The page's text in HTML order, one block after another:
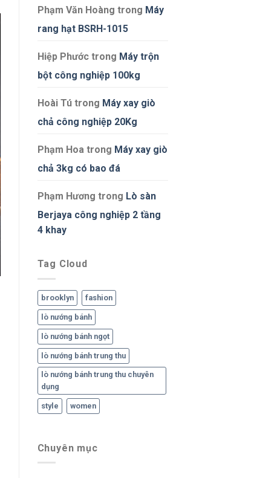
Phạm Văn Hoàng trong Máy
rang hạt BSRH-1015
Hiệp Phướctrong Máy trộn
bột công nghiệp 100kg
Hoài Tútrong Máy xay giò
chả công nghiệp 20Kg
Phạm Hoatrong Máy xay giò
chả 3kg có bao đá
Phạm Hương trong Lò sàn
Berjaya công nghiệp 2 tầng
4 khay
Tag Cloud
brooklyn fashion
lò nướng bánh
lò nướng bánh ngọt
lò nướng bánh trung thu
lò nướng bánh trung thu chuyên
dụng
style women
Chuyên mục